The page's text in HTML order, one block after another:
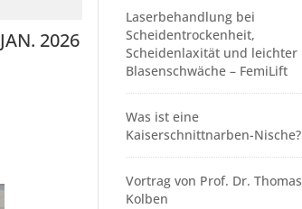
2026
Laserbehandlung bei
Scheidentrockenheit,
Scheidenlaxität und leichter
Blasenschwäche – FemiLift
Was ist eine
Kaiserschnittnarben-Nische?
Vortrag von Prof. Dr. Thomas
Kolben